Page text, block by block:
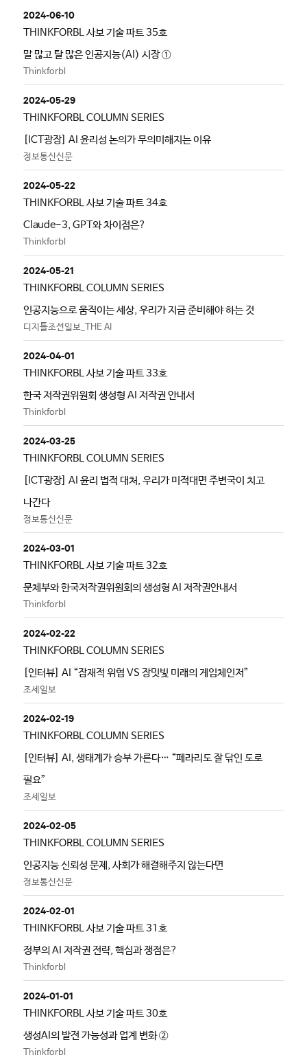
2024-06-10
THINKFORBL 사보 기술 파트 35호
말 많고 탈 많은 인공지능(AI) 시장 ①
Thinkforbl
2024-05-29
THINKFORBL COLUMN SERIES
[ICT광장] AI 윤리성 논의가 무의미해지는 이유
정보통신신문
2024-05-22
THINKFORBL 사보 기술 파트 34호
Claude-3, GPT와 차이점은?
Thinkforbl
2024-05-21
THINKFORBL COLUMN SERIES
인공지능으로 움직이는 세상, 우리가 지금 준비해야 하는 것
디지틀조선일보_THE AI
2024-04-01
THINKFORBL 사보 기술 파트 33호
한국 저작권위원회 생성형 AI 저작권 안내서
Thinkforbl
2024-03-25
THINKFORBL COLUMN SERIES
[ICT광장] AI 윤리 법적 대처, 우리가 미적대면 주변국이 치고
나간다
정보통신신문
2024-03-01
THINKFORBL 사보 기술 파트 32호
문체부와 한국저작권위원회의 생성형 AI 저작권안내서
Thinkforbl
2024-02-22
THINKFORBL COLUMN SERIES
[인터뷰] AI “잠재적 위협 VS 장밋빛 미래의 게임체인저”
조세일보
2024-02-19
THINKFORBL COLUMN SERIES
[인터뷰] AI, 생태계가 승부 가른다… “페라리도 잘 닦인 도로
필요”
조세일보
2024-02-05
THINKFORBL COLUMN SERIES
인공지능 신뢰성 문제, 사회가 해결해주지 않는다면
정보통신신문
2024-02-01
THINKFORBL 사보 기술 파트 31호
정부의 AI 저작권 전략, 핵심과 쟁점은?
Thinkforbl
2024-01-01
THINKFORBL 사보 기술 파트 30호
생성AI의 발전 가능성과 업계 변화 ②
Thinkforbl